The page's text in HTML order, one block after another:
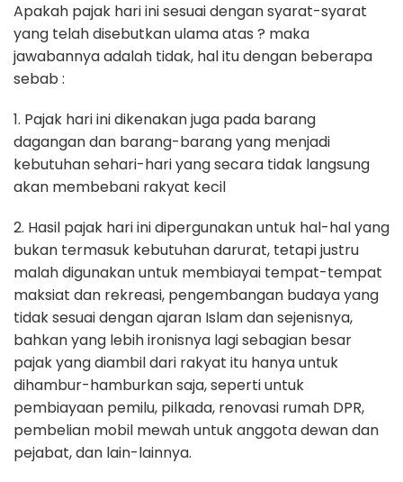
Apakah pajak hari ini sesuai dengan syarat-syarat
yang telah disebutkan ulama atas ? maka
jawabannya adalah tidak, hal itu dengan beberapa
sebab :
1. Pajak hari ini dikenakan juga pada barang
dagangan dan barang-barang yang menjadi
kebutuhan sehari-hari yang secara tidak langsung
akan membebani rakyat kecil
2. Hasil pajak hari ini dipergunakan untuk hal-hal yang
bukan termasuk kebutuhan darurat, tetapi justru
malah digunakan untuk membiayai tempat-tempat
maksiat dan rekreasi, pengembangan budaya yang
tidak sesuai dengan ajaran Islam dan sejenisnya,
bahkan yang lebih ironisnya lagi sebagian besar
pajak yang diambil dari rakyat itu hanya untuk
dihambur-hamburkan saja, seperti untuk
pembiayaan pemilu, pilkada, renovasi rumah DPR,
pembelian mobil mewah untuk anggota dewan dan
pejabat, dan lain-lainnya.